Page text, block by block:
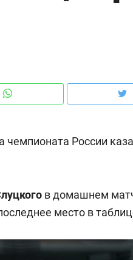
чемпионата России
в домашнем
место в
Рекомендуем
150 камер до
ID вместо ключа: